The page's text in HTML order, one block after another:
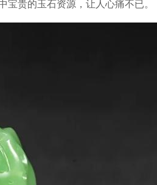
贵的玉石资源，让人心痛不已。